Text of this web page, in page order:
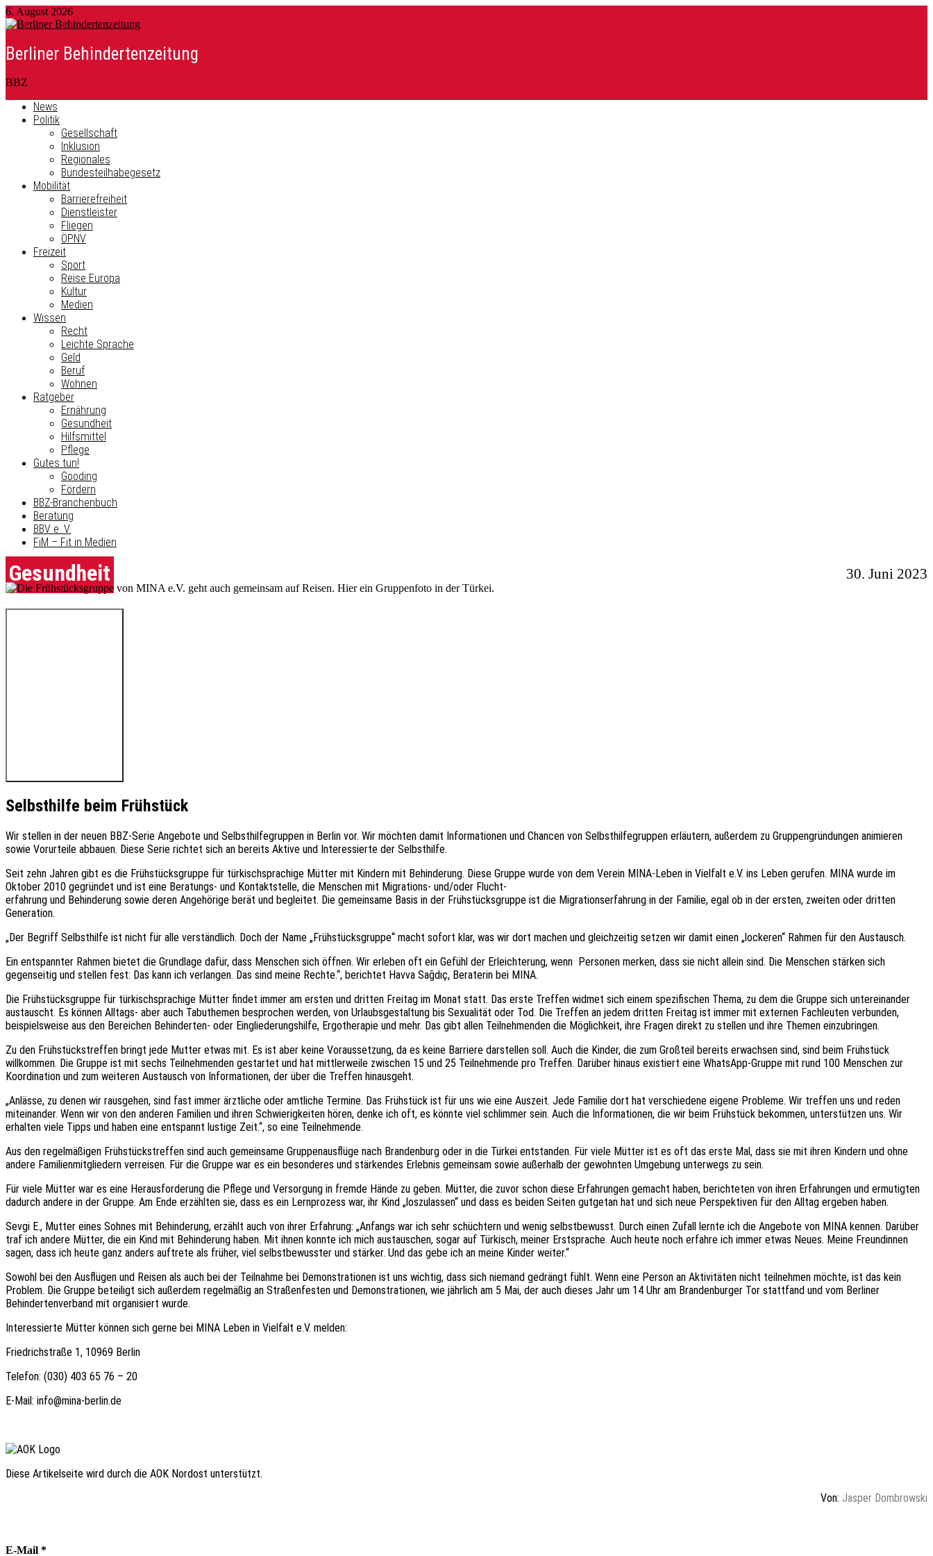
6. August 2026
Berliner Behindertenzeitung
BBZ
News
Politik
Gesellschaft
Inklusion
Regionales
Bundesteilhabegesetz
Mobilität
Barrierefreiheit
Dienstleister
Fliegen
ÖPNV
Freizeit
Sport
Reise Europa
Kultur
Medien
Wissen
Recht
Leichte Sprache
Geld
Beruf
Wohnen
Ratgeber
Ernährung
Gesundheit
Hilfsmittel
Pflege
Gutes tun!
Gooding
Fördern
BBZ-Branchenbuch
Beratung
BBV e. V.
FiM – Fit in Medien
Gesundheit 30. Juni 2023
Selbsthilfe beim Frühstück
Wir stellen in der neuen BBZ-Serie Angebote und Selbsthilfegruppen in Berlin vor. Wir möchten damit Informationen und Chancen von Selbsthilfegruppen erläutern, außerdem zu Gruppengründungen animieren
sowie Vorurteile abbauen. Diese Serie richtet sich an bereits Aktive und Interessierte der Selbsthilfe.
Seit zehn Jahren gibt es die Frühstücksgruppe für türkischsprachige Mütter mit Kindern mit Behinderung. Diese Gruppe wurde von dem Verein MINA-Leben in Vielfalt e.V. ins Leben gerufen. MINA wurde im
Oktober 2010 gegründet und ist eine Beratungs- und Kontaktstelle, die Menschen mit Migrations- und/oder Flucht-
erfahrung und Behinderung sowie deren Angehörige berät und begleitet. Die gemeinsame Basis in der Frühstücksgruppe ist die Migrationserfahrung in der Familie, egal ob in der ersten, zweiten oder dritten
Generation.
„Der Begriff Selbsthilfe ist nicht für alle verständlich. Doch der Name „Frühstücksgruppe“ macht sofort klar, was wir dort machen und gleichzeitig setzen wir damit einen „lockeren“ Rahmen für den Austausch.
Ein entspannter Rahmen bietet die Grundlage dafür, dass Menschen sich öffnen. Wir erleben oft ein Gefühl der Erleichterung, wenn Personen merken, dass sie nicht allein sind. Die Menschen stärken sich
gegenseitig und stellen fest: Das kann ich verlangen. Das sind meine Rechte.“, berichtet Havva Sağdıç, Beraterin bei MINA.
Die Frühstücksgruppe für türkischsprachige Mütter findet immer am ersten und dritten Freitag im Monat statt. Das erste Treffen widmet sich einem spezifischen Thema, zu dem die Gruppe sich untereinander
austauscht. Es können Alltags- aber auch Tabuthemen besprochen werden, von Urlaubsgestaltung bis Sexualität oder Tod. Die Treffen an jedem dritten Freitag ist immer mit externen Fachleuten verbunden,
beispielsweise aus den Bereichen Behinderten- oder Eingliederungshilfe, Ergotherapie und mehr. Das gibt allen Teilnehmenden die Möglichkeit, ihre Fragen direkt zu stellen und ihre Themen einzubringen.
Zu den Frühstückstreffen bringt jede Mutter etwas mit. Es ist aber keine Voraussetzung, da es keine Barriere darstellen soll. Auch die Kinder, die zum Großteil bereits erwachsen sind, sind beim Frühstück
willkommen. Die Gruppe ist mit sechs Teilnehmenden gestartet und hat mittlerweile zwischen 15 und 25 Teilnehmende pro Treffen. Darüber hinaus existiert eine WhatsApp-Gruppe mit rund 100 Menschen zur
Koordination und zum weiteren Austausch von Informationen, der über die Treffen hinausgeht.
„Anlässe, zu denen wir rausgehen, sind fast immer ärztliche oder amtliche Termine. Das Frühstück ist für uns wie eine Auszeit. Jede Familie dort hat verschiedene eigene Probleme. Wir treffen uns und reden
miteinander. Wenn wir von den anderen Familien und ihren Schwierigkeiten hören, denke ich oft, es könnte viel schlimmer sein. Auch die Informationen, die wir beim Frühstück bekommen, unterstützen uns. Wir
erhalten viele Tipps und haben eine entspannt lustige Zeit.“, so eine Teilnehmende.
Aus den regelmäßigen Frühstückstreffen sind auch gemeinsame Gruppenausflüge nach Brandenburg oder in die Türkei entstanden. Für viele Mütter ist es oft das erste Mal, dass sie mit ihren Kindern und ohne
andere Familienmitgliedern verreisen. Für die Gruppe war es ein besonderes und stärkendes Erlebnis gemeinsam sowie außerhalb der gewohnten Umgebung unterwegs zu sein.
Für viele Mütter war es eine Herausforderung die Pflege und Versorgung in fremde Hände zu geben. Mütter, die zuvor schon diese Erfahrungen gemacht haben, berichteten von ihren Erfahrungen und ermutigten
dadurch andere in der Gruppe. Am Ende erzählten sie, dass es ein Lernprozess war, ihr Kind „loszulassen“ und dass es beiden Seiten gutgetan hat und sich neue Perspektiven für den Alltag ergeben haben.
Sevgi E., Mutter eines Sohnes mit Behinderung, erzählt auch von ihrer Erfahrung: „Anfangs war ich sehr schüchtern und wenig selbstbewusst. Durch einen Zufall lernte ich die Angebote von MINA kennen. Darüber
traf ich andere Mütter, die ein Kind mit Behinderung haben. Mit ihnen konnte ich mich austauschen, sogar auf Türkisch, meiner Erstsprache. Auch heute noch erfahre ich immer etwas Neues. Meine Freundinnen
sagen, dass ich heute ganz anders auftrete als früher, viel selbstbewusster und stärker. Und das gebe ich an meine Kinder weiter.“
Sowohl bei den Ausflügen und Reisen als auch bei der Teilnahme bei Demonstrationen ist uns wichtig, dass sich niemand gedrängt fühlt. Wenn eine Person an Aktivitäten nicht teilnehmen möchte, ist das kein
Problem. Die Gruppe beteiligt sich außerdem regelmäßig an Straßenfesten und Demonstrationen, wie jährlich am 5 Mai, der auch dieses Jahr um 14 Uhr am Brandenburger Tor stattfand und vom Berliner
Behindertenverband mit organisiert wurde.
Interessierte Mütter können sich gerne bei MINA Leben in Vielfalt e.V. melden:
Friedrichstraße 1, 10969 Berlin
Telefon: (030) 403 65 76 – 20
E-Mail: info@mina-berlin.de
Diese Artikelseite wird durch die AOK Nordost unterstützt.
Von: Jasper Dombrowski
E-Mail *